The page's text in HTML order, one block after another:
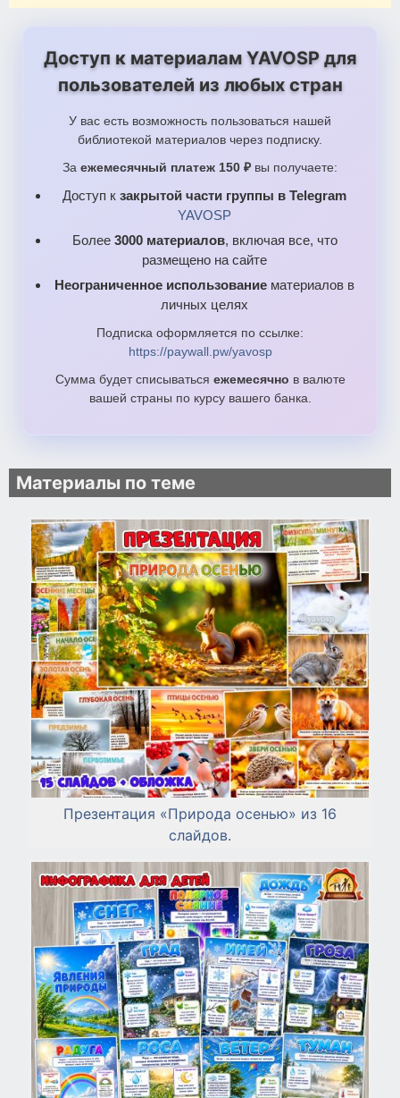
Доступ к материалам YAVOSP для
пользователей из любых стран
У вас есть возможность пользоваться нашей
библиотекой материалов через подписку.
За ежемесячный платеж 150 ₽ вы получаете:
Доступ к закрытой части группы в Telegram
YAVOSP
Более 3000 материалов, включая все, что
размещено на сайте
Неограниченное использование материалов в
личных целях
Подписка оформляется по ссылке:
https://paywall.pw/yavosp
Сумма будет списываться ежемесячно в валюте
вашей страны по курсу вашего банка.
Материалы по теме
Презентация «Природа осенью» из 16
слайдов.